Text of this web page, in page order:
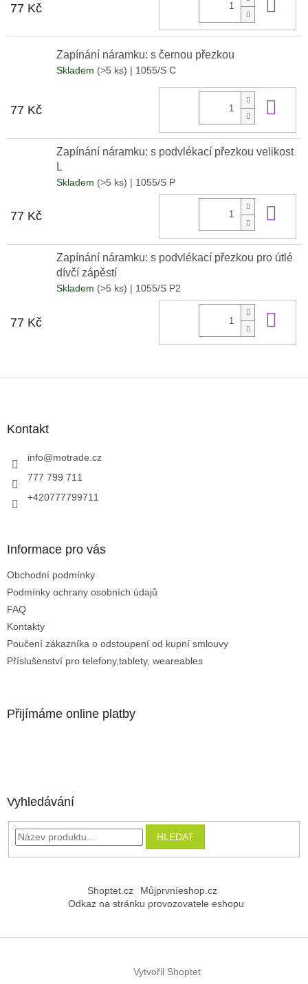
77 Kč
Zapínání náramku: s černou přezkou
Skladem (>5 ks) | 1055/S C
77 Kč
Zapínání náramku: s podvlékací přezkou velikost
L
Skladem (>5 ks) | 1055/S P
77 Kč
Zapínání náramku: s podvlékací přezkou pro útlé
dívčí zápěstí
Skladem (>5 ks) | 1055/S P2
77 Kč
Kontakt
info@motrade.cz
777 799 711
+420777799711
Informace pro vás
Obchodní podmínky
Podmínky ochrany osobních údajů
FAQ
Kontakty
Poučení zákazníka o odstoupení od kupní smlouvy
Příslušenství pro telefony,tablety, weareables
Přijímáme online platby
Vyhledávání
HLEDAT
Shoptet.cz
Můjprvníeshop.cz
Odkaz na stránku provozovatele eshopu
Vytvořil Shoptet